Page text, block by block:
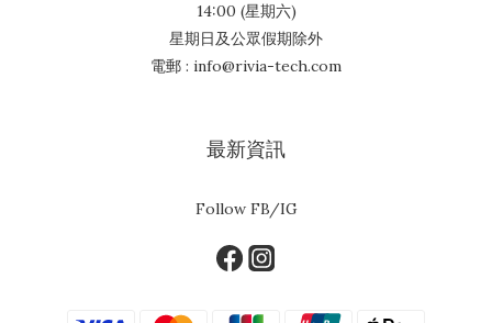
14:00 (星期六)
星期日及公眾假期除外
電郵 : info@rivia-tech.com
最新資訊
Follow FB/IG